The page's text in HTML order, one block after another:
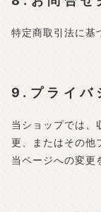
特定商取引法に基
9.プライバ
当ショップでは、
更、またはその他
当ページへの変更